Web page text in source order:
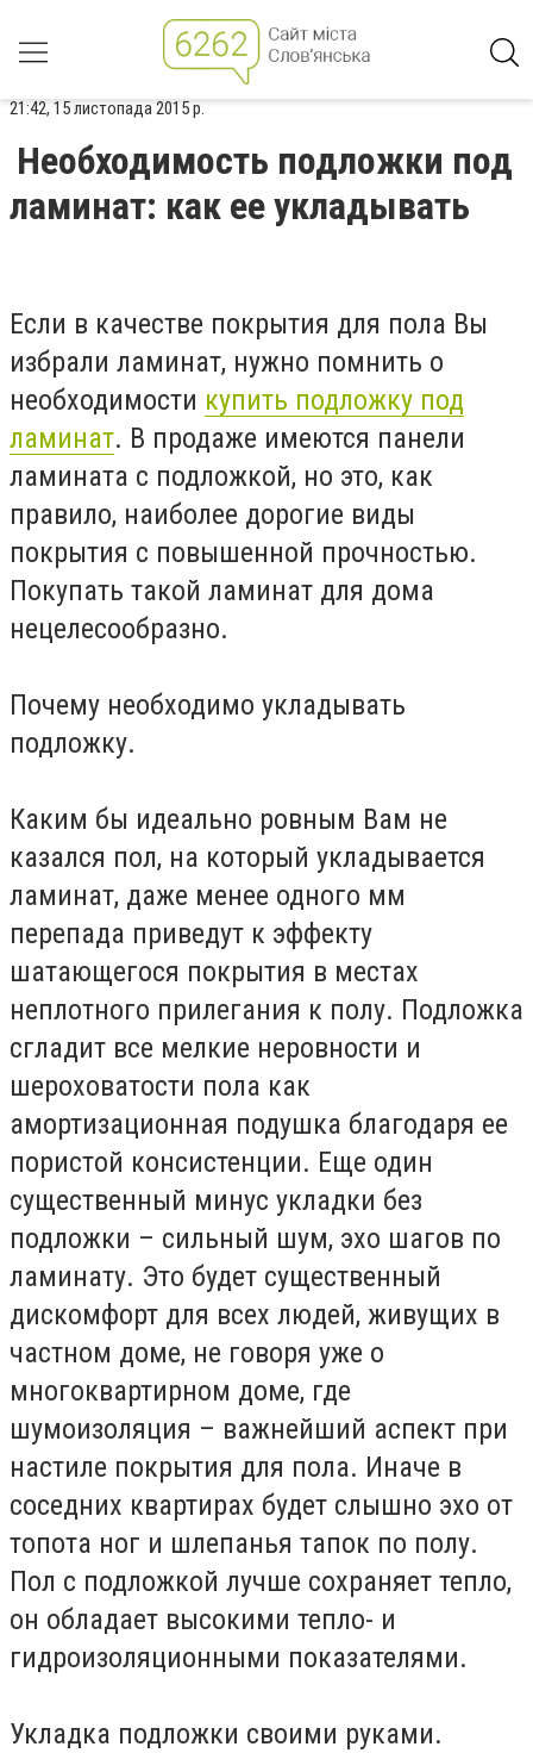
21:42, 15 листопада 2015 р.
Необходимость подложки под
ламинат: как ее укладывать
Если в качестве покрытия для пола Вы
избрали ламинат, нужно помнить о
необходимости купить подложку под
ламинат. В продаже имеются панели
ламината с подложкой, но это, как
правило, наиболее дорогие виды
покрытия с повышенной прочностью.
Покупать такой ламинат для дома
нецелесообразно.
Почему необходимо укладывать
подложку.
Каким бы идеально ровным Вам не
казался пол, на который укладывается
ламинат, даже менее одного мм
перепада приведут к эффекту
шатающегося покрытия в местах
неплотного прилегания к полу. Подложка
сгладит все мелкие неровности и
шероховатости пола как
амортизационная подушка благодаря ее
пористой консистенции. Еще один
существенный минус укладки без
подложки – сильный шум, эхо шагов по
ламинату. Это будет существенный
дискомфорт для всех людей, живущих в
частном доме, не говоря уже о
многоквартирном доме, где
шумоизоляция – важнейший аспект при
настиле покрытия для пола. Иначе в
соседних квартирах будет слышно эхо от
топота ног и шлепанья тапок по полу.
Пол с подложкой лучше сохраняет тепло,
он обладает высокими тепло- и
гидроизоляционными показателями.
Укладка подложки своими руками.